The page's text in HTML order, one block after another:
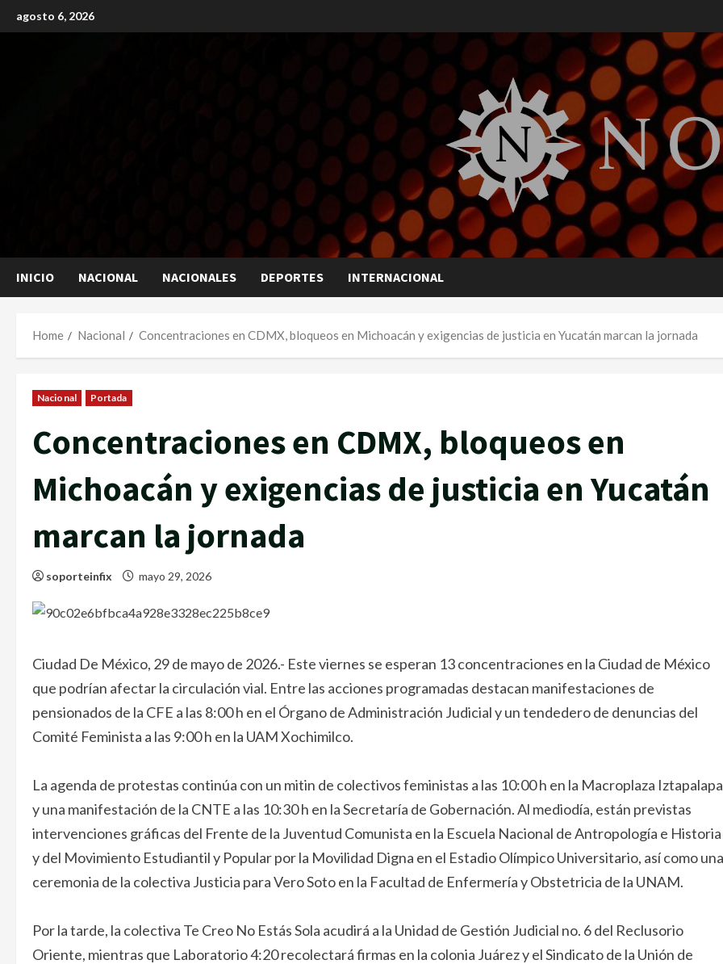
to
agosto 6, 2026
INICIO NACIONAL NACIONALES DEPORTES INTERNACIONAL
Home Nacional Concentraciones en CDMX, bloqueos en Michoacán y exigencias de justicia en Yucatán marcan la jornada
Nacional Portada
Concentraciones en CDMX, bloqueos en
Michoacán y exigencias de justicia en Yucatán
marcan la jornada
soporteinfix mayo 29, 2026
Ciudad De México, 29 de mayo de 2026.- Este viernes se esperan 13 concentraciones en la Ciudad de México
que podrían afectar la circulación vial. Entre las acciones programadas destacan manifestaciones de
pensionados de la CFE a las 8:00 h en el Órgano de Administración Judicial y un tendedero de denuncias del
Comité Feminista a las 9:00 h en la UAM Xochimilco.
La agenda de protestas continúa con un mitin de colectivos feministas a las 10:00 h en la Macroplaza Iztapalapa
y una manifestación de la CNTE a las 10:30 h en la Secretaría de Gobernación. Al mediodía, están previstas
intervenciones gráficas del Frente de la Juventud Comunista en la Escuela Nacional de Antropología e Historia
y del Movimiento Estudiantil y Popular por la Movilidad Digna en el Estadio Olímpico Universitario, así como una
ceremonia de la colectiva Justicia para Vero Soto en la Facultad de Enfermería y Obstetricia de la UNAM.
Por la tarde, la colectiva Te Creo No Estás Sola acudirá a la Unidad de Gestión Judicial no. 6 del Reclusorio
Oriente, mientras que Laboratorio 4:20 recolectará firmas en la colonia Juárez y el Sindicato de la Unión de